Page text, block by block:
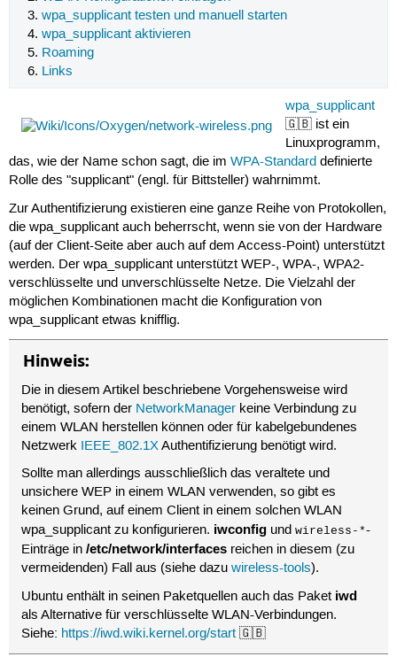
wpa_supplicant testen und manuell starten
wpa_supplicant aktivieren
Roaming
Links
wpa_supplicant
🇬🇧 ist ein
Linuxprogramm,
das, wie der Name schon sagt, die im WPA-Standarddefinierte
Rolle des "supplicant" (engl. für Bittsteller) wahrnimmt.
Zur Authentifizierung existieren eine ganze Reihe von Protokollen,
die wpa_supplicant auch beherrscht, wenn sie von der Hardware
(auf der Client-Seite aber auch auf dem Access-Point) unterstützt
werden. Der wpa_supplicant unterstützt WEP-, WPA-, WPA2-
verschlüsselte und unverschlüsselte Netze. Die Vielzahl der
möglichen Kombinationen macht die Konfiguration von
wpa_supplicant etwas knifflig.
Hinweis:
Die in diesem Artikel beschriebene Vorgehensweise wird
benötigt, sofern der NetworkManager keine Verbindung zu
einem WLAN herstellen können oder für kabelgebundenes
Netzwerk IEEE_802.1XAuthentifizierung benötigt wird.
Sollte man allerdings ausschließlich das veraltete und
unsichere WEP in einem WLAN verwenden, so gibt es
keinen Grund, auf einem Client in einem solchen WLAN
wpa_supplicant zu konfigurieren. iwconfig undwireless-*-
Einträge in/etc/network/interfaces reichen in diesem (zu
vermeidenden) Fall aus (siehe dazuwireless-tools).
Ubuntu enthält in seinen Paketquellen auch das Paket iwd
als Alternative für verschlüsselte WLAN-Verbindungen.
Siehe: https://iwd.wiki.kernel.org/start 🇬🇧